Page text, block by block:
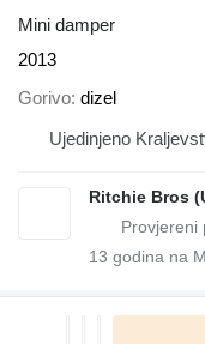
Mini damper
2013
Gorivo dizel
Ujedinjeno
Ritchie Bros
13 godina na